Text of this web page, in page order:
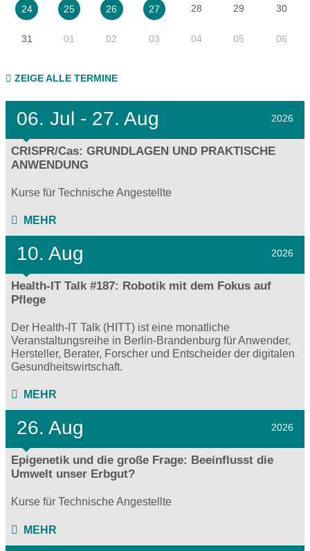
24 25 26 27 28 29 30
31 01 02 03 04 05 06
ZEIGE ALLE TERMINE
06. Jul - 27. Aug 2026
CRISPR/Cas: GRUNDLAGEN UND PRAKTISCHE
ANWENDUNG
Kurse für Technische Angestellte
MEHR
10. Aug 2026
Health-IT Talk #187: Robotik mit dem Fokus auf
Pflege
Der Health-IT Talk (HITT) ist eine monatliche
Veranstaltungsreihe in Berlin-Brandenburg für Anwender,
Hersteller, Berater, Forscher und Entscheider der digitalen
Gesundheitswirtschaft.
MEHR
26. Aug 2026
Epigenetik und die große Frage: Beeinflusst die
Umwelt unser Erbgut?
Kurse für Technische Angestellte
MEHR